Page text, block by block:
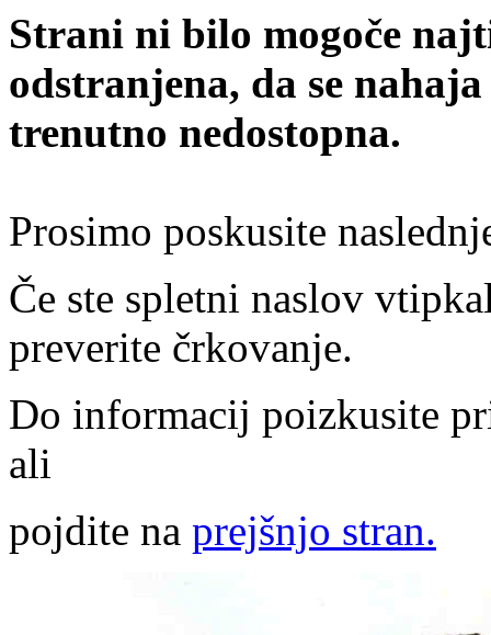
Strani ni bilo mogoče
odstranjena, da se
trenutno nedostopna.
Prosimo poskusite
Če ste spletni naslov
preverite črkovanje.
Do informacij poizkusite
ali
pojdite na prejšnjo stran.